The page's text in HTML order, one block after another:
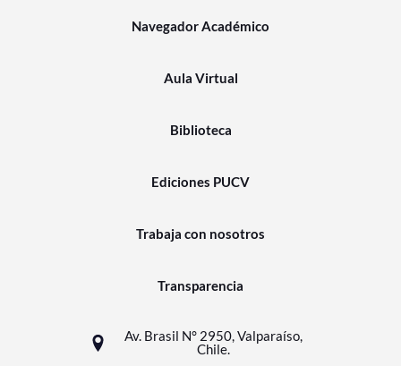
Navegador Académico
Aula Virtual
Biblioteca
Ediciones PUCV
Trabaja con nosotros
Transparencia
Av. Brasil N° 2950, Valparaíso,
Chile.